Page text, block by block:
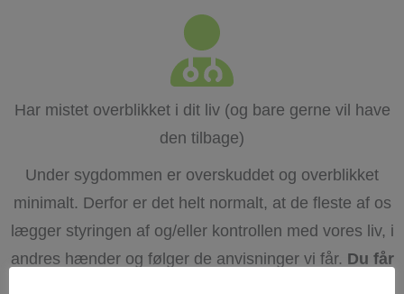
Har mistet overblikket i dit liv (og bare gerne vil have
den tilbage)
Under sygdommen er overskuddet og overblikket
minimalt. Derfor er det helt normalt, at de fleste af os
lægger styringen af og/eller kontrollen med vores liv, i
andres hænder og følger de anvisninger vi får. Du får